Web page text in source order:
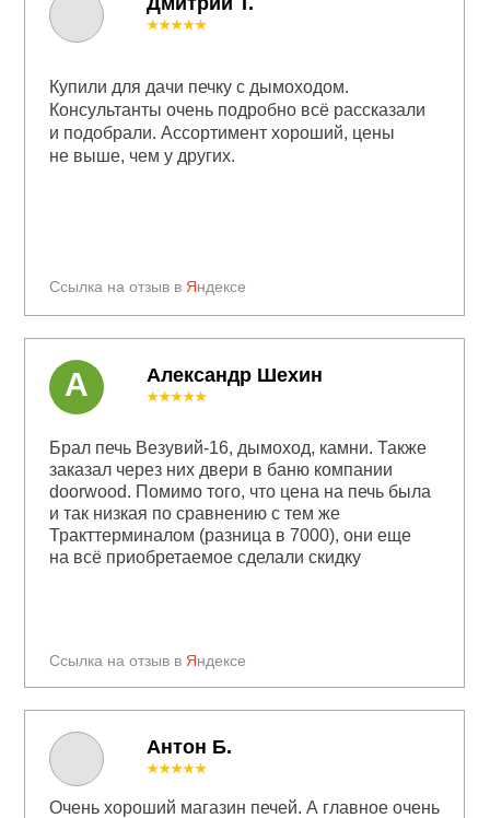
Антон Б.
Ссылка на отзыв в Яндексе
★★★★★
Купили для дачи печку с дымоходом.
Консультанты очень подробно всё рассказали
и подобрали. Ассортимент хороший, цены
не выше, чем у других.
Александр Шехин
Ссылка на отзыв в Яндексе
★★★★★
Брал печь Везувий-16, дымоход, камни. Также
заказал через них двери в баню компании
doorwood. Помимо того, что цена на печь была
и так низкая по сравнению с тем же
Тракттерминалом (разница в 7000), они еще
на всё приобретаемое сделали скидку
А
★★★★★
Очень хороший магазин печей. А главное очень